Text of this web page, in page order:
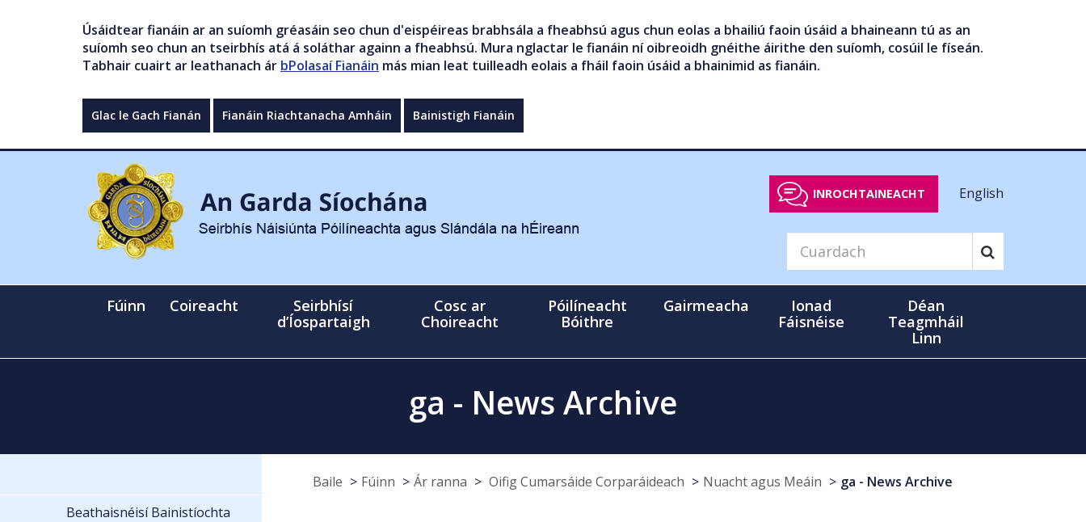
Úsáidtear fianáin ar an suíomh gréasáin seo chun d'eispéireas brabhsála a fheabhsú agus chun eolas a bhailiú faoin úsáid a bhaineann tú as an
suíomh seo chun an tseirbhís atá á soláthar againn a fheabhsú. Mura nglactar le fianáin ní oibreoidh gnéithe áirithe den suíomh, cosúil le físeán.
Tabhair cuairt ar leathanach ár bPolasaí Fianáin más mian leat tuilleadh eolais a fháil faoin úsáid a bhainimid as fianáin.
Glac le Gach Fianán Fianáin Riachtanacha Amháin Bainistigh Fianáin
INROCHTAINEACHT English
Fúinn Coireacht
Seirbhísí
d’Íospartaigh
Cosc ar
Choireacht
Póilíneacht
Bóithre
Gairmeacha
Ionad
Fáisnéise
Déan
Teagmháil
Linn
ga - News Archive
Baile Fúinn Ár ranna Oifig Cumarsáide Corparáideach Nuacht agus Meáin
ga - News Archive
Beathaisnéisí Bainistíochta